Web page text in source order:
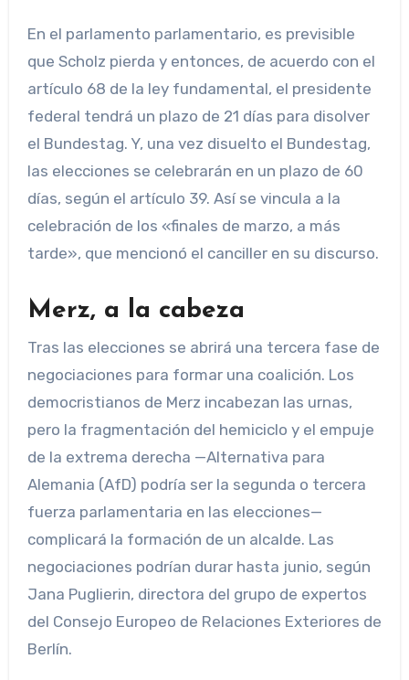
En el parlamento parlamentario, es previsible
que Scholz pierda y entonces, de acuerdo con el
artículo 68 de la ley fundamental, el presidente
federal tendrá un plazo de 21 días para disolver
el Bundestag. Y, una vez disuelto el Bundestag,
las elecciones se celebrarán en un plazo de 60
días, según el artículo 39. Así se vincula a la
celebración de los «finales de marzo, a más
tarde», que mencionó el canciller en su discurso.
Merz, a la cabeza
Tras las elecciones se abrirá una tercera fase de
negociaciones para formar una coalición. Los
democristianos de Merz incabezan las urnas,
pero la fragmentación del hemiciclo y el empuje
de la extrema derecha —Alternativa para
Alemania (AfD) podría ser la segunda o tercera
fuerza parlamentaria en las elecciones—
complicará la formación de un alcalde. Las
negociaciones podrían durar hasta junio, según
Jana Puglierin, directora del grupo de expertos
del Consejo Europeo de Relaciones Exteriores de
Berlín.